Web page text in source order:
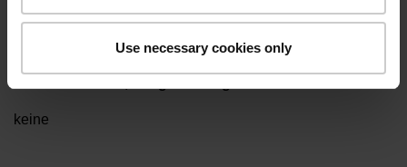
Use necessary cookies only
Flanschdose, Stift, 14-polig
keine